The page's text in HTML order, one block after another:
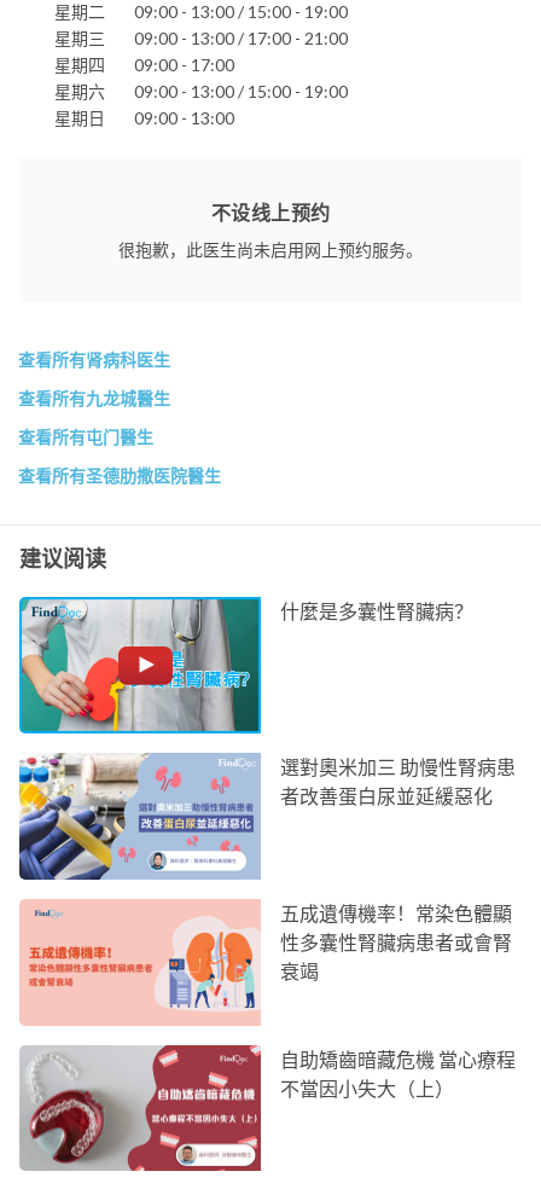
星期二
09:00 - 13:00 / 15:00 - 19:00
星期三
09:00 - 13:00 / 17:00 - 21:00
星期四
09:00 - 17:00
星期六
09:00 - 13:00 / 15:00 - 19:00
星期日
09:00 - 13:00
不设线上预约
很抱歉，此医生尚未启用网上预约服务。
查看所有肾病科医生
查看所有九龙城醫生
查看所有屯门醫生
查看所有圣德肋撒医院醫生
建议阅读
什麼是多囊性腎臟病？
選對奧米加三 助慢性腎病患
者改善蛋白尿並延緩惡化
五成遺傳機率！常染色體顯
性多囊性腎臟病患者或會腎
衰竭
自助矯齒暗藏危機 當心療程
不當因小失大（上）